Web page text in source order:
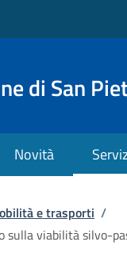
di San
Novità
pane
e trasporti /
sulla viabilità silvo-